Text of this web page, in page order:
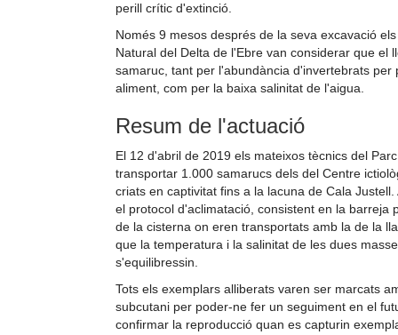
perill crític d'extinció.
Només 9 mesos després de la seva excavació
Natural del Delta de l'Ebre van considerar que el
samaruc, tant per l'abundància d'invertebrats per
aliment, com per la baixa salinitat de l'aigua.
Resum de l'actuació
El 12 d'abril de 2019 els mateixos tècnics del
transportar 1.000 samarucs dels del Centre
criats en captivitat fins a la lacuna de Cala
el protocol d'aclimatació, consistent en la barreja
de la cisterna on eren transportats amb la de la
que la temperatura i la salinitat de les dues
s'equilibressin.
Tots els exemplars alliberats varen ser marcats
subcutani per poder-ne fer un seguiment en el
confirmar la reproducció quan es capturin